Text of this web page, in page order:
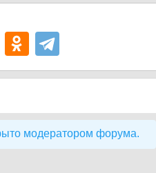
модератором форума.